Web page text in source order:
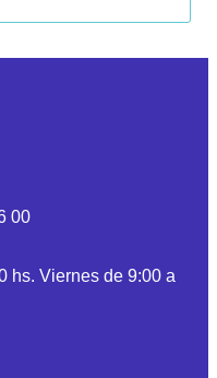
00
hs. Viernes de 9:00 a